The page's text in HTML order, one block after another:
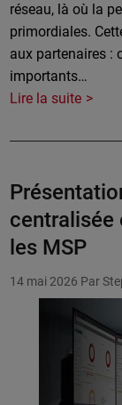
réseau, là où la
primordiales.
aux partenaires :
importants…
Lire la suite
centralisée
les MSP
14 mai 2026 Par